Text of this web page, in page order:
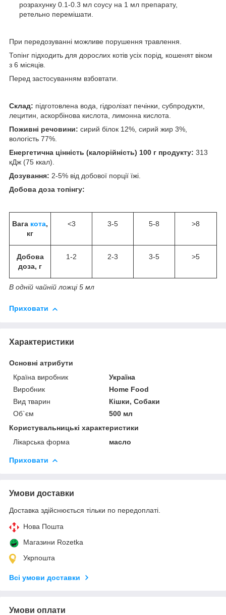
розрахунку 0.1-0.3 мл соусу на 1 мл препарату,
ретельно перемішати.
При передозуванні можливе порушення травлення.
Топінг підходить для дорослих котів усіх порід, кошенят віком
з 6 місяців.
Перед застосуванням взбовтати.
Склад: підготовлена вода, гідролізат печінки, субпродукти,
лецитин, аскорбінова кислота, лимонна кислота.
Поживні речовини: сирий білок 12%, сирий жир 3%,
вологість 77%.
Енергетична цінність (калорійність) 100 г продукту: 313
кДж (75 ккал).
Дозування: 2-5% від добової порції їжі.
Добова доза топінгу:
Вага кота,
кг
<3 3-5 5-8 >8
Добова
доза, г
1-2 2-3 3-5 >5
В одній чайній ложці 5 мл
Приховати
Характеристики
Основні атрибути
Країна виробник
Україна
Виробник
Home Food
Вид тварин
Кішки, Собаки
Об`єм
500 мл
Користувальницькі характеристики
Лікарська форма
масло
Приховати
Умови доставки
Доставка здійснюється тільки по передоплаті.
Нова Пошта
Магазини Rozetka
Укрпошта
Всі умови доставки
Умови оплати